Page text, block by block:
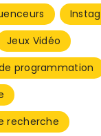
Jeux Vidéo
programmation
recherche